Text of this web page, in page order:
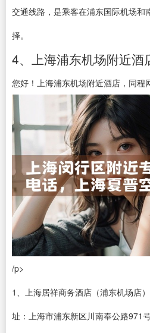
交通线路，是乘客在浦东国际机场和
择。
4、上海浦东机场附近酒
您好！上海浦东机场附近酒店，同程
/p>
1、上海居祥商务酒店（浦东机场店
址：上海市浦东新区川南奉公路971